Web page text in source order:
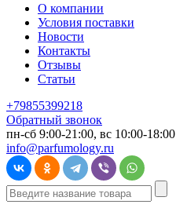
О компании
Условия поставки
Новости
Контакты
Отзывы
Статьи
+79855399218
Обратный звонок
пн-сб 9:00-21:00, вс 10:00-18:00
info@parfumology.ru